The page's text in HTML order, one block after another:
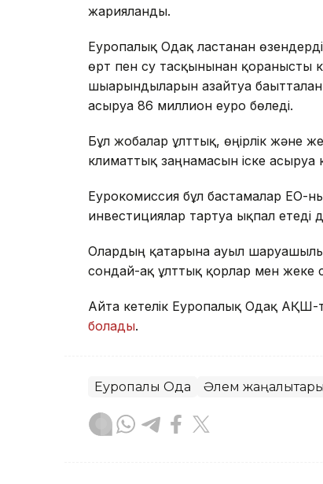
жарияланды.
Еуропалық Одақ ластанған
өрт пен су тасқынынан қорғанысты
шығарындыларын азайтуға
асыруға 86 миллион еуро бөледі.
Бұл жобалар ұлттық, өңірлік және
климаттық заңнамасын іске асыруға
Еурокомиссия бұл бастамалар ЕО-
инвестициялар тартуға ықпал
Олардың қатарына ауыл
сондай-ақ ұлттық қорлар мен жеке
Айта кетелік Еуропалық Одақ АҚШ-
болады.
Еуропалық Одақ Әлем жаңалықтары